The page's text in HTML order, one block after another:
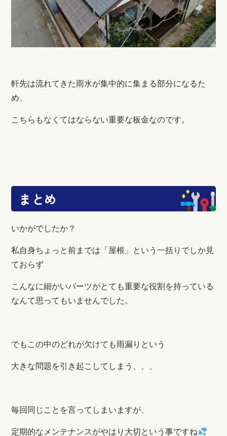
軒先は流れてきた雨水が集中的に集まる部分になるた
め、
こちらもなくてはならない重要な板金なのです。
まとめ
いかがでしたか？
私自身ちょっと前までは「屋根」という一括りでしか見
ておらず
こんなに細かいパーツがとても重要な役割を持っている
なんて思ってもいませんでした。
でもこの中のどれが欠けても雨漏りという
大きな問題を引き起こしてしまう、、、
毎回同じことを言ってしまいますが、
定期的なメンテナンスがやはり大切という事ですね